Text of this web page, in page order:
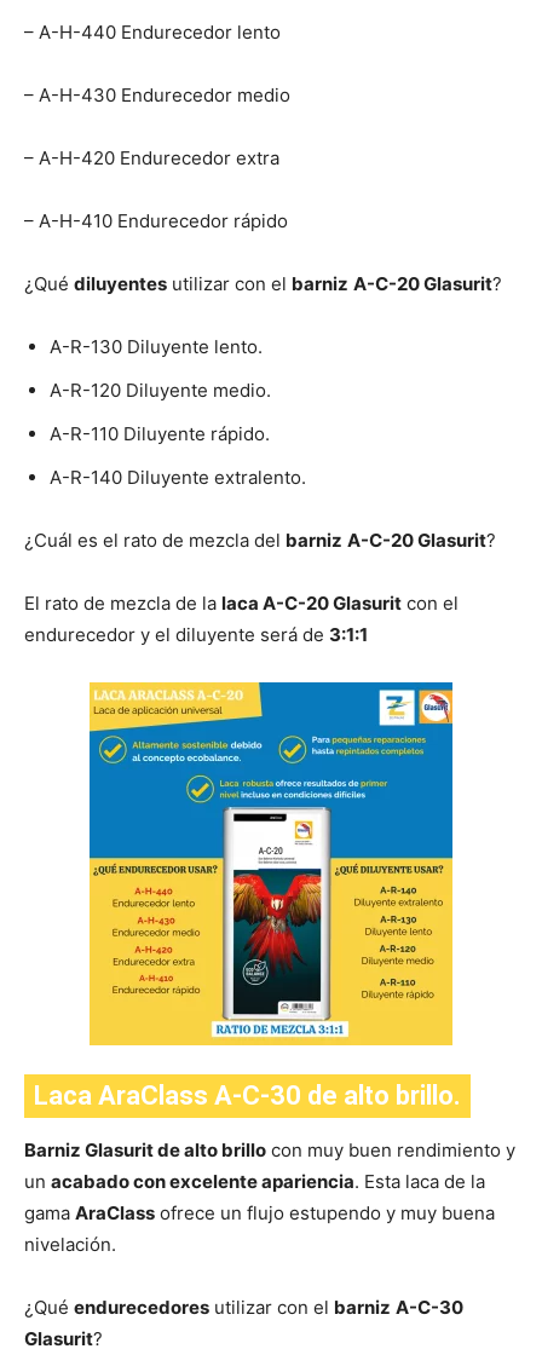
– A-H-440 Endurecedor lento
– A-H-430 Endurecedor medio
– A-H-420 Endurecedor extra
– A-H-410 Endurecedor rápido
¿Qué diluyentes utilizar con el barniz A-C-20 Glasurit?
A-R-130 Diluyente lento.
A-R-120 Diluyente medio.
A-R-110 Diluyente rápido.
A-R-140 Diluyente extralento.
¿Cuál es el rato de mezcla del barniz A-C-20 Glasurit?
El rato de mezcla de la laca A-C-20 Glasurit con el
endurecedor y el diluyente será de 3:1:1
Laca AraClass A-C-30 de alto brillo.
Barniz Glasurit de alto brillo con muy buen rendimiento y
un acabado con excelente apariencia. Esta laca de la
gama AraClass ofrece un flujo estupendo y muy buena
nivelación.
¿Qué endurecedores utilizar con el barniz A-C-30
Glasurit?